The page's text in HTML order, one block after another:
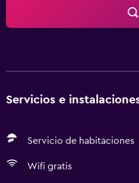
Servicios e
Servicio de habitaciones
Wifi gratis